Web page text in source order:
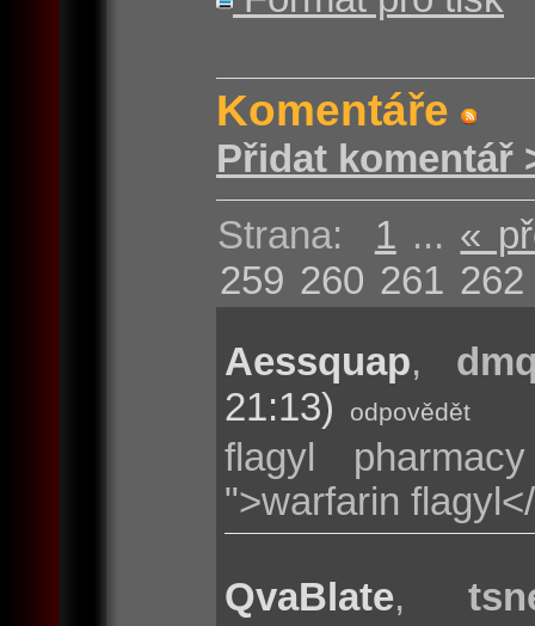
Komentáře
Přidat komentář
Strana: 1 ... «
259 260 261 262
Aessquap,
21:13)
odpovědět
flagyl
">warfarin
QvaBlate,